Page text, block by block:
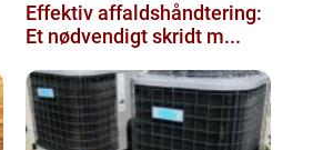
Effektiv affaldshåndtering:
Et nødvendigt skridt m...